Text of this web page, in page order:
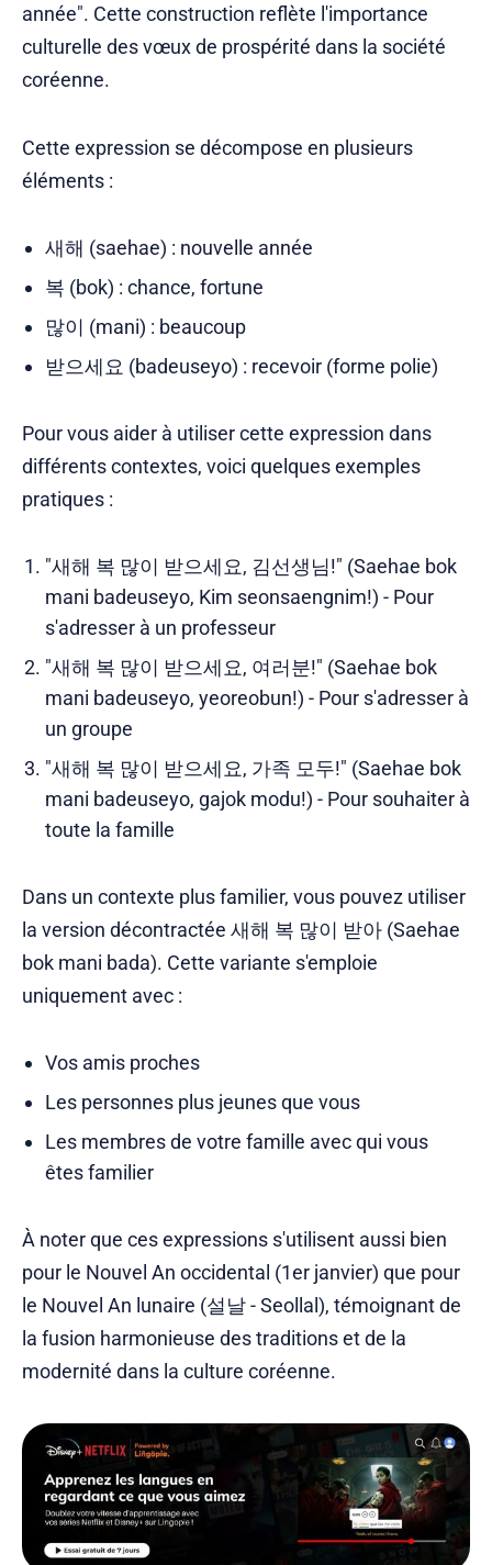
année". Cette construction reflète l'importance
culturelle des vœux de prospérité dans la société
coréenne.
Cette expression se décompose en plusieurs
éléments :
새해 (saehae) : nouvelle année
복 (bok) : chance, fortune
많이 (mani) : beaucoup
받으세요 (badeuseyo) : recevoir (forme polie)
Pour vous aider à utiliser cette expression dans
différents contextes, voici quelques exemples
pratiques :
"새해 복 많이 받으세요, 김선생님!" (Saehae bok
mani badeuseyo, Kim seonsaengnim!) - Pour
s'adresser à un professeur
"새해 복 많이 받으세요, 여러분!" (Saehae bok
mani badeuseyo, yeoreobun!) - Pour s'adresser à
un groupe
"새해 복 많이 받으세요, 가족 모두!" (Saehae bok
mani badeuseyo, gajok modu!) - Pour souhaiter à
toute la famille
Dans un contexte plus familier, vous pouvez utiliser
la version décontractée 새해 복 많이 받아 (Saehae
bok mani bada). Cette variante s'emploie
uniquement avec :
Vos amis proches
Les personnes plus jeunes que vous
Les membres de votre famille avec qui vous
êtes familier
À noter que ces expressions s'utilisent aussi bien
pour le Nouvel An occidental (1er janvier) que pour
le Nouvel An lunaire (설날 - Seollal), témoignant de
la fusion harmonieuse des traditions et de la
modernité dans la culture coréenne.